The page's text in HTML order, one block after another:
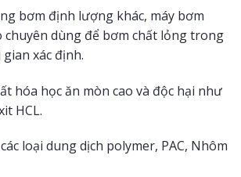
bơm định lượng khác, máy bơm
dùng để bơm chất lỏng trong
xác định.
hóa học ăn mòn cao và độc hại như
HCL.
loại dung dịch polymer, PAC, Nhôm